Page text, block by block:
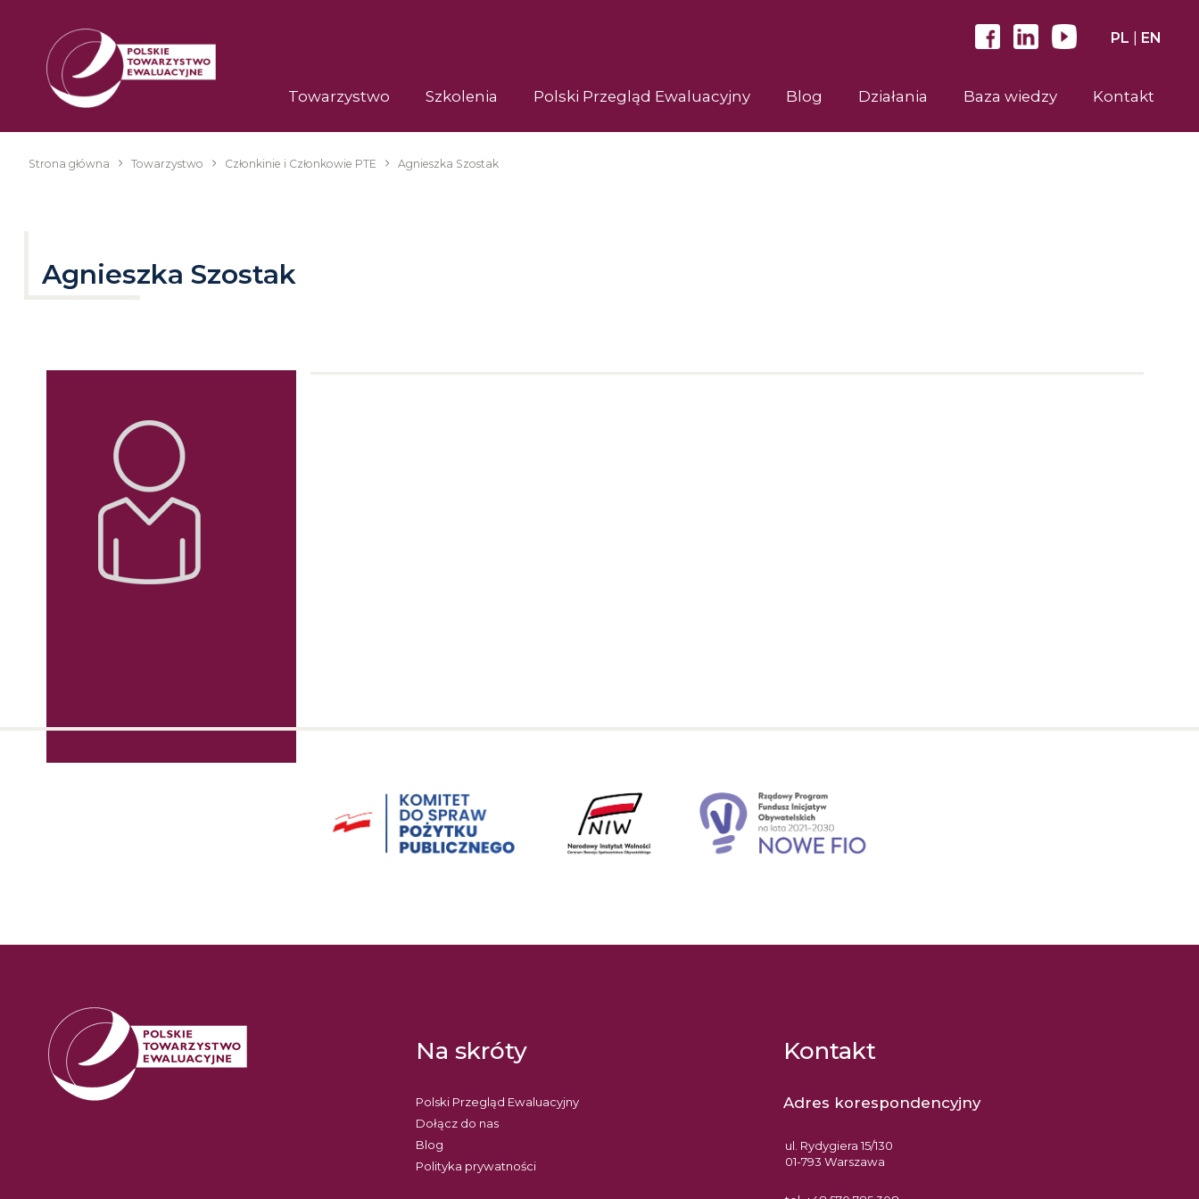
Towarzystwo Szkolenia Polski Przegląd Ewaluacyjny Blog Działania Baza wiedzy Kontakt
PL EN
Strona główna Towarzystwo Członkinie i Członkowie PTE Agnieszka Szostak
Agnieszka Szostak
Na skróty
Polski Przegląd Ewaluacyjny
Dołącz do nas
Blog
Polityka prywatności
Kontakt
Adres korespondencyjny
ul. Rydygiera 15/130
01-793 Warszawa